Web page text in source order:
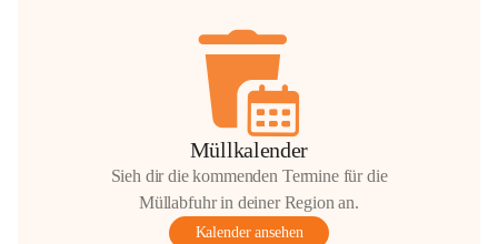
Müllkalender
Sieh dir die kommenden Termine für die
Müllabfuhr in deiner Region an.
Kalender ansehen